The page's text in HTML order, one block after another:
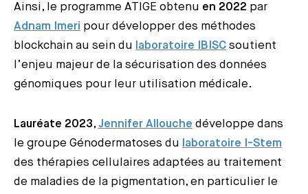
Ainsi, le programme ATIGE obtenu en 2022 par
Adnam Imeri pour développer des méthodes
blockchain au sein du laboratoire IBISC soutient
l’enjeu majeur de la sécurisation des données
génomiques pour leur utilisation médicale.
Lauréate 2023, Jennifer Allouche développe dans
le groupe Génodermatoses du laboratoire I-Stem
des thérapies cellulaires adaptées au traitement
de maladies de la pigmentation, en particulier le